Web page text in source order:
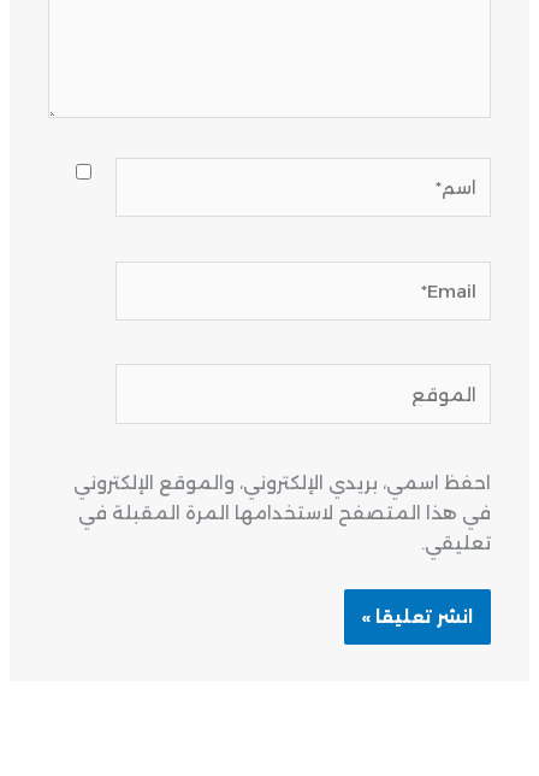
احفظ اسمي، بريدي الإلكتروني، والموقع الإلكتروني
في هذا المتصفح لاستخدامها المرة المقبلة في
تعليقي.